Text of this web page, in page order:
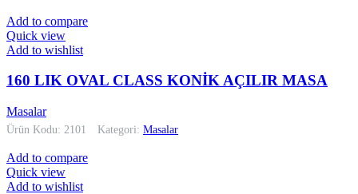
Add to compare
Quick view
Add to wishlist
160 LIK OVAL CLASS KONİK AÇILIR MASA
Masalar
Ürün Kodu: 2101 Kategori: Masalar
Add to compare
Quick view
Add to wishlist